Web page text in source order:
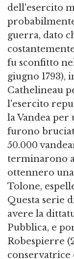
dell'esercito
guerra, dato
fu sconfitto
giugno 1793),
Cathelineau
l'esercito
la Vandea
furono
50.000
terminarono
ottennero
Tolone,
Questa serie
avere la
Pubblica, e
Robespierre
conservatrice